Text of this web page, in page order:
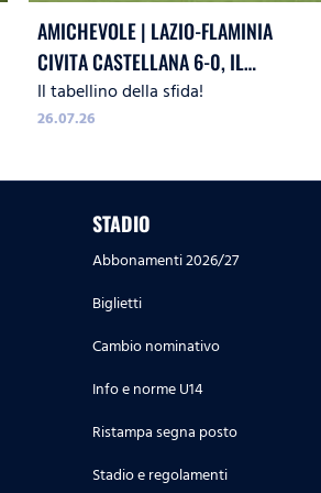
AMICHEVOLE | LAZIO-FLAMINIA
CIVITA CASTELLANA 6-0, IL
TABELLINO
Il tabellino della sfida!
26.07.26
STADIO
Abbonamenti 2026/27
Biglietti
Cambio nominativo
Info e norme U14
Ristampa segna posto
Stadio e regolamenti